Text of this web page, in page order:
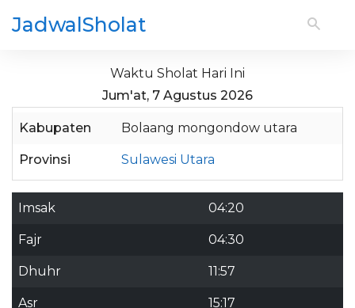
JadwalSholat
Waktu Sholat Hari Ini
Jum'at, 7 Agustus 2026
Kabupaten Bolaang mongondow utara
Provinsi Sulawesi Utara
Imsak 04:20
Fajr 04:30
Dhuhr 11:57
Asr 15:17